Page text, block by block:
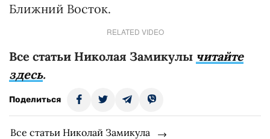
Ближний Восток.
RELATED VIDEO
Все статьи Николая Замикулы читайте
здесь.
Поделиться
Все статьи Николай Замикула